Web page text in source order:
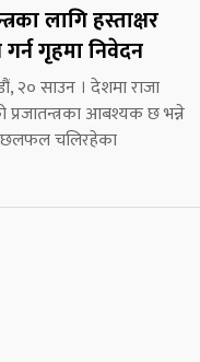
लागि हस्ताक्षर
गृहमा निवेदन
२० साउन । देशमा राजा
प्रजातन्त्रका आबश्यक छ भन्ने
चलिरहेका